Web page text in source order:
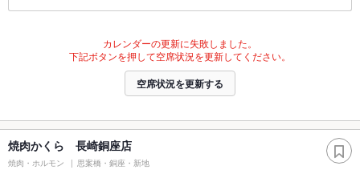
カレンダーの更新に失敗しました。
下記ボタンを押して空席状況を更新してください。
空席状況を更新する
焼肉かくら 長崎銅座店
焼肉・ホルモン 思案橋・銅座・新地